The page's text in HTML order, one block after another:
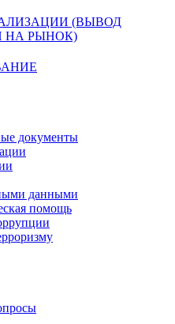
(ВЫВОД
НА РЫНОК)
документы
данными
помощь